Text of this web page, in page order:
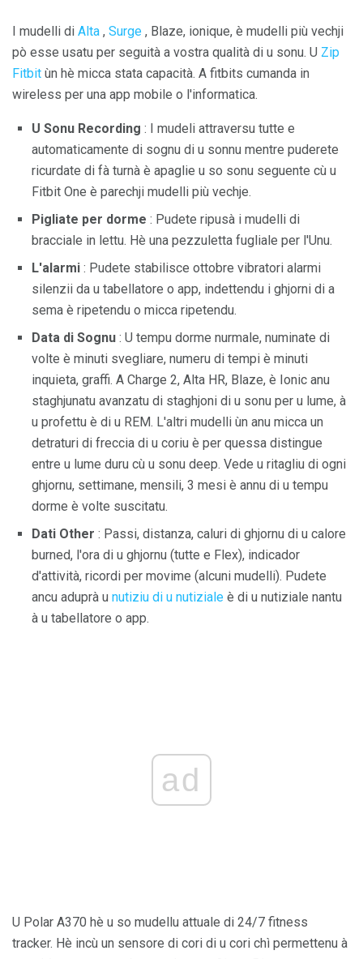
I mudelli di Alta , Surge , Blaze, ionique, è mudelli più vechji
pò esse usatu per seguità a vostra qualità di u sonu. U Zip
Fitbit ùn hè micca stata capacità. A fitbits cumanda in
wireless per una app mobile o l'informatica.
U Sonu Recording : I mudeli attraversu tutte e
automaticamente di sognu di u sonnu mentre puderete
ricurdate di fà turnà è apaglie u so sonu seguente cù u
Fitbit One è parechji mudelli più vechje.
Pigliate per dorme : Pudete ripusà i mudelli di
bracciale in lettu. Hè una pezzuletta fugliale per l'Unu.
L'alarmi : Pudete stabilisce ottobre vibratori alarmi
silenzii da u tabellatore o app, indettendu i ghjorni di a
sema è ripetendu o micca ripetendu.
Data di Sognu : U tempu dorme nurmale, numinate di
volte è minuti svegliare, numeru di tempi è minuti
inquieta, graffi. A Charge 2, Alta HR, Blaze, è Ionic anu
staghjunatu avanzatu di staghjoni di u sonu per u lume, à
u profettu è di u REM. L'altri mudelli ùn anu micca un
detraturi di freccia di u coriu è per quessa distingue
entre u lume duru cù u sonu deep. Vede u ritagliu di ogni
ghjornu, settimane, mensili, 3 mesi è annu di u tempu
dorme è volte suscitatu.
Dati Other : Passi, distanza, caluri di ghjornu di u calore
burned, l'ora di u ghjornu (tutte e Flex), indicador
d'attività, ricordi per movime (alcuni mudelli). Pudete
ancu aduprà u nutiziu di u nutiziale è di u nutiziale nantu
à u tabellatore o app.
ad
U Polar A370 hè u so mudellu attuale di 24/7 fitness
tracker. Hè incù un sensore di cori di u cori chì permettenu à